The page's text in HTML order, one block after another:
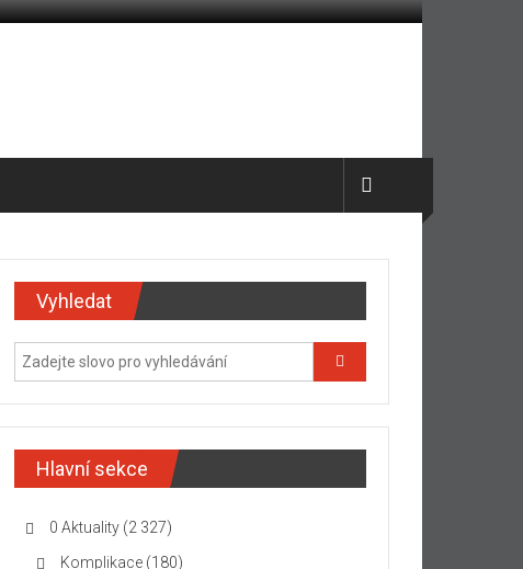
Vyhledat
Hlavní sekce
0 Aktuality (2 327)
Komplikace (180)